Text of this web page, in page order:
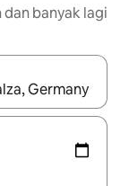
banyak lagi
anak panah